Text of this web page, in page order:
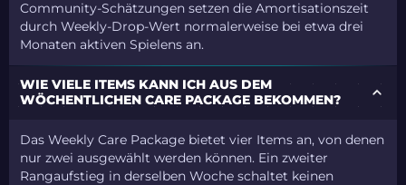
Community-Schätzungen setzen die Amortisationszeit
durch Weekly-Drop-Wert normalerweise bei etwa drei
Monaten aktiven Spielens an.
WIE VIELE ITEMS KANN ICH AUS DEM
WÖCHENTLICHEN CARE PACKAGE BEKOMMEN?
Das Weekly Care Package bietet vier Items an, von denen
nur zwei ausgewählt werden können. Ein zweiter
Rangaufstieg in derselben Woche schaltet keinen